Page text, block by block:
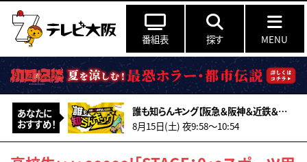
番組表 探す MENU
あなたに
おすすめ！
誰も知らんキング【阪急＆阪神＆近鉄＆南海＆メトロ…鉄道ミステリー2026夏】
8月15日(土) 夜9:58〜10:54